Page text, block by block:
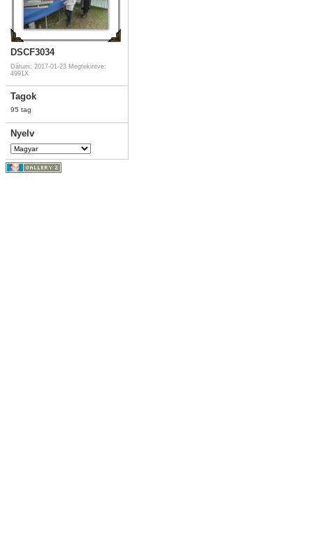
DSCF3034
Dátum: 2017-01-23 Megtekintve:
4991X
Tagok
95 tag
Nyelv